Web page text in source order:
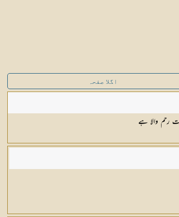
اگلا صفحہ
رحم والا ہے